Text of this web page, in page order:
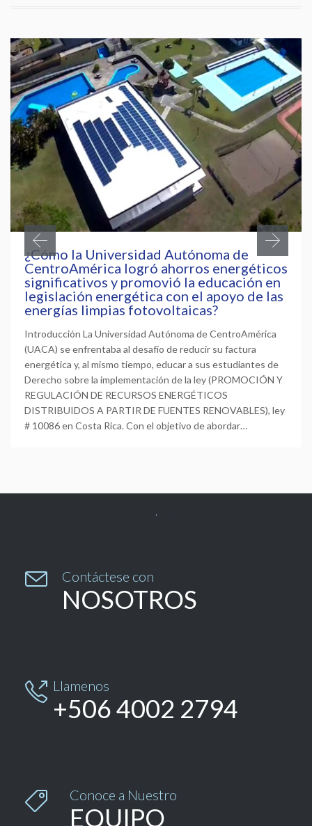
¿Cómo la Universidad Autónoma de
CentroAmérica logró ahorros energéticos
significativos y promovió la educación en
legislación energética con el apoyo de las
energías limpias fotovoltaicas?
Introducción La Universidad Autónoma de CentroAmérica
(UACA) se enfrentaba al desafío de reducir su factura
energética y, al mismo tiempo, educar a sus estudiantes de
Derecho sobre la implementación de la ley (PROMOCIÓN Y
REGULACIÓN DE RECURSOS ENERGÉTICOS
DISTRIBUIDOS A PARTIR DE FUENTES RENOVABLES), ley
# 10086 en Costa Rica. Con el objetivo de abordar…
 Contáctese con
NOSOTROS
 Llamenos
+506 4002 2794
 Conoce a Nuestro
EQUIPO